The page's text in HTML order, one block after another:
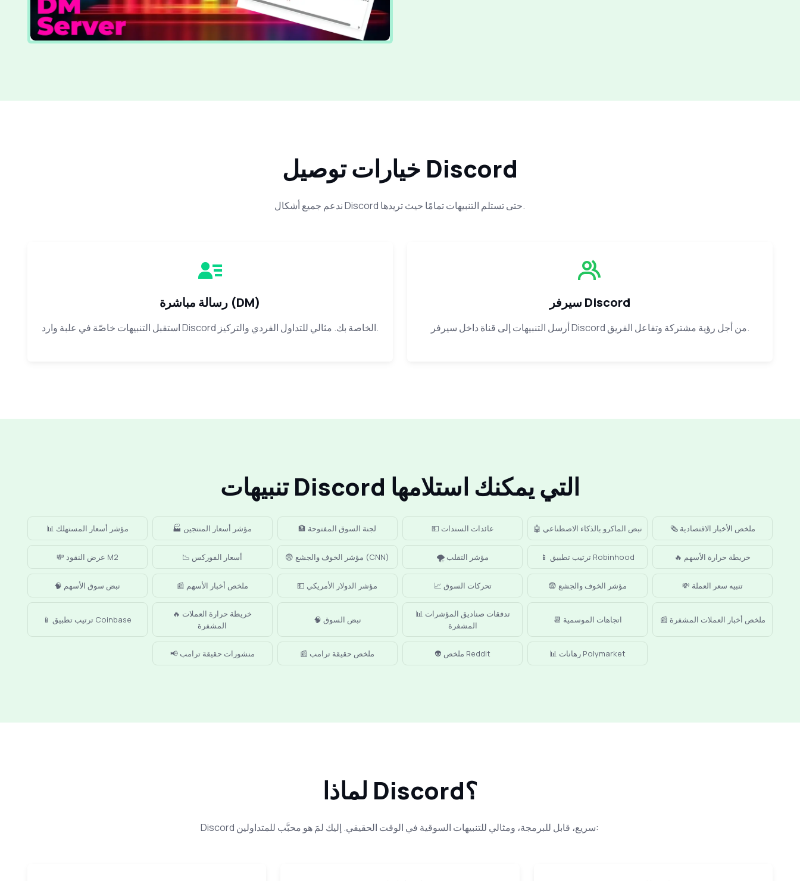
خيارات توصيل Discord
ندعم جميع أشكال Discord حتى تستلم التنبيهات تمامًا حيث تريدها.
رسالة مباشرة (DM)
استقبل التنبيهات خاصّة في علبة وارد Discord الخاصة بك. مثالي للتداول الفردي والتركيز.
سيرفر Discord
أرسل التنبيهات إلى قناة داخل سيرفر Discord من أجل رؤية مشتركة وتفاعل الفريق.
تنبيهات Discord التي يمكنك استلامها
📊 مؤشر أسعار المستهلك 🏭 مؤشر أسعار المنتجين 🏦 لجنة السوق المفتوحة 💵 عائدات السندات 🤖 نبض الماكرو بالذكاء الاصطناعي 🗞️ ملخص الأخبار الاقتصادية
💸 عرض النقود M2 📉 أسعار الفوركس 😨 مؤشر الخوف والجشع (CNN) 🌪️ مؤشر التقلب 📱 ترتيب تطبيق Robinhood 🔥 خريطة حرارة الأسهم
🧠 نبض سوق الأسهم 📰 ملخص أخبار الأسهم 💵 مؤشر الدولار الأمريكي 📈 تحركات السوق 😨 مؤشر الخوف والجشع 💸 تنبيه سعر العملة
📱 ترتيب تطبيق Coinbase
🔥 خريطة حرارة العملات
المشفرة
🧠 نبض السوق
📊 تدفقات صناديق المؤشرات
المشفرة
📆 اتجاهات الموسمية 📰 ملخص أخبار العملات المشفرة
📢 منشورات حقيقة ترامب 📰 ملخص حقيقة ترامب 👽 ملخص Reddit 📊 رهانات Polymarket
لماذا Discord؟
Discord سريع، قابل للبرمجة، ومثالي للتنبيهات السوقية في الوقت الحقيقي. إليك لمَ هو محبَّب للمتداولين: